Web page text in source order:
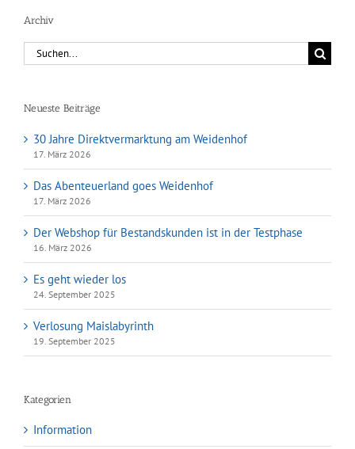
Archiv
Suche
nach:
Neueste Beiträge
30 Jahre Direktvermarktung am Weidenhof
17. März 2026
Das Abenteuerland goes Weidenhof
17. März 2026
Der Webshop für Bestandskunden ist in der Testphase
16. März 2026
Es geht wieder los
24. September 2025
Verlosung Maislabyrinth
19. September 2025
Kategorien
Information